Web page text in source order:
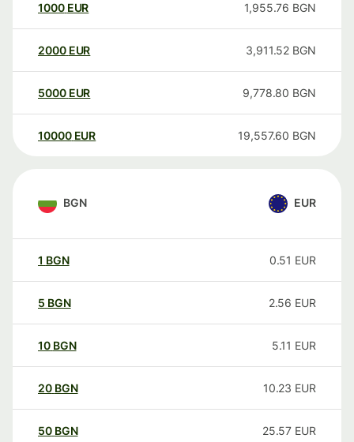
1000 EUR 1,955.76 BGN
2000 EUR 3,911.52 BGN
5000 EUR 9,778.80 BGN
10000 EUR 19,557.60 BGN
BGN EUR
1 BGN 0.51 EUR
5 BGN 2.56 EUR
10 BGN 5.11 EUR
20 BGN 10.23 EUR
50 BGN 25.57 EUR